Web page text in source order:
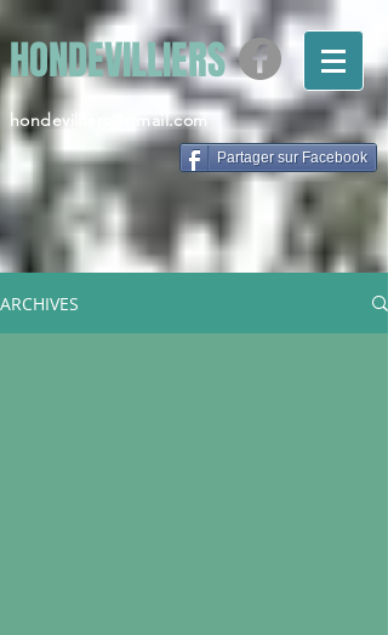
HONDEVILLIERS
hondevilliers@gmail.com
Partager sur Facebook
ARCHIVES